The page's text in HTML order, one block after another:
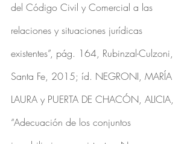
del Código Civil y Comercial a las
relaciones y situaciones jurídicas
existentes”, pág. 164, Rubinzal-Culzoni,
Santa Fe, 2015; íd. NEGRONI, MARÍA
LAURA y PUERTA DE CHACÓN, ALICIA,
“Adecuación de los conjuntos